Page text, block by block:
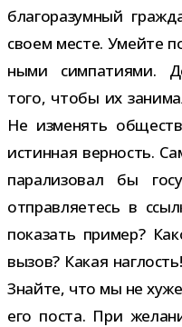
бла­го­ра­зум­ный
своем месте. Умейте
ными сим­па­ти­ями.
того, чтобы их
Не изме­нять
истин­ная вер­ность.
пара­ли­зо­вал бы
отправ­ля­е­тесь в
пока­зать при­мер?
вызов? Какая
Знайте, что мы не
его поста. При